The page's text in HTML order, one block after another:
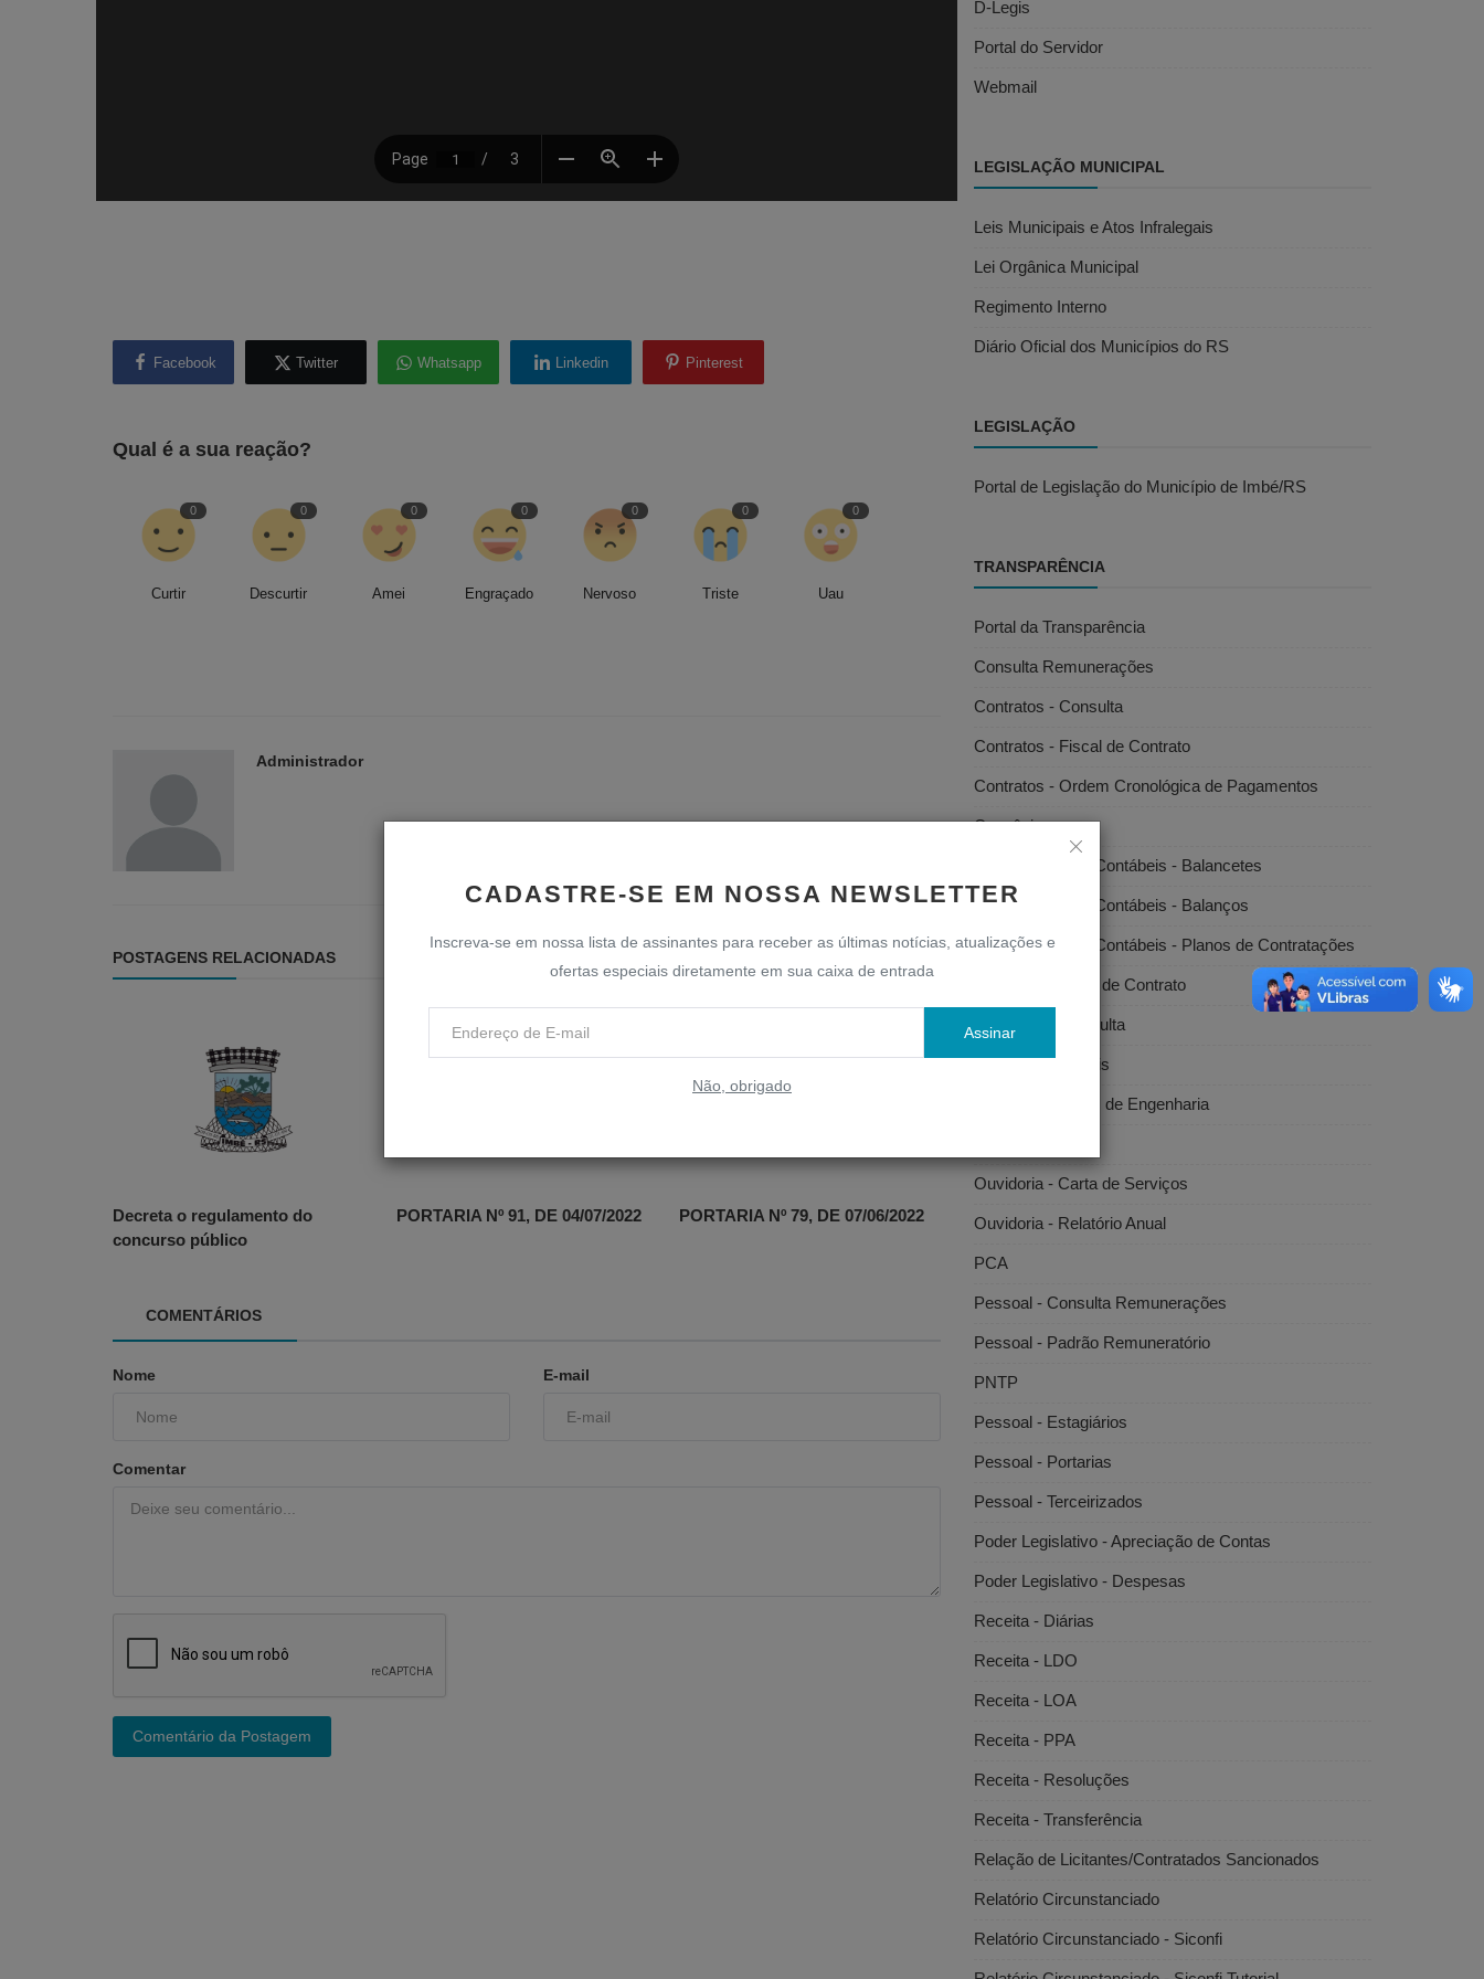
CADASTRE-SE EM NOSSA NEWSLETTER
Inscreva-se em nossa lista de assinantes para receber as últimas notícias, atualizações e
ofertas especiais diretamente em sua caixa de entrada
Assinar
Não, obrigado
Facebook Twitter Whatsapp Linkedin Pinterest
Qual é a sua reação?
0
Curtir
0
Descurtir
0
Amei
0
Engraçado
0
Nervoso
0
Triste
0
Uau
Administrador
POSTAGENS RELACIONADAS
Decreta o regulamento do
concurso público
PORTARIA Nº 91, DE 04/07/2022 PORTARIA Nº 79, DE 07/06/2022
COMENTÁRIOS
Nome E-mail
Comentar
Comentário da Postagem
D-Legis
Portal do Servidor
Webmail
LEGISLAÇÃO MUNICIPAL
Leis Municipais e Atos Infralegais
Lei Orgânica Municipal
Regimento Interno
Diário Oficial dos Municípios do RS
LEGISLAÇÃO
Portal de Legislação do Município de Imbé/RS
TRANSPARÊNCIA
Portal da Transparência
Consulta Remunerações
Contratos - Consulta
Contratos - Fiscal de Contrato
Contratos - Ordem Cronológica de Pagamentos
Convênios
Demonstrações Contábeis - Balancetes
Demonstrações Contábeis - Balanços
Demonstrações Contábeis - Planos de Contratações
Fiscais/Gestores de Contrato
Licitações - Consulta
Licitações - Editais
Obras e Serviços de Engenharia
Ouvidoria - Carta de Serviços
Ouvidoria - Relatório Anual
PCA
Pessoal - Consulta Remunerações
Pessoal - Padrão Remuneratório
PNTP
Pessoal - Estagiários
Pessoal - Portarias
Pessoal - Terceirizados
Poder Legislativo - Apreciação de Contas
Poder Legislativo - Despesas
Receita - Diárias
Receita - LDO
Receita - LOA
Receita - PPA
Receita - Resoluções
Receita - Transferência
Relação de Licitantes/Contratados Sancionados
Relatório Circunstanciado
Relatório Circunstanciado - Siconfi